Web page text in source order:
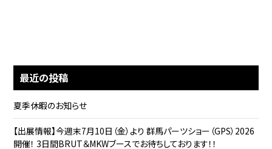
最近の投稿
夏季休暇のお知らせ
【出展情報】今週末7月10日（金）より 群馬パーツショー（GPS）2026
開催！ 3日間BRUT＆MKWブースでお待ちしております！！